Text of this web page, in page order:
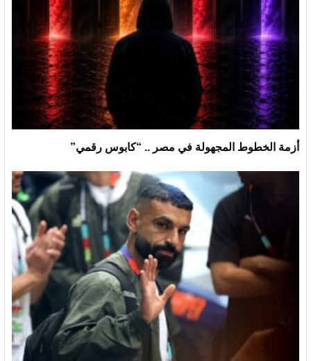
أزمة الخطوط المجهولة في مصر .. “كابوس رقمي”